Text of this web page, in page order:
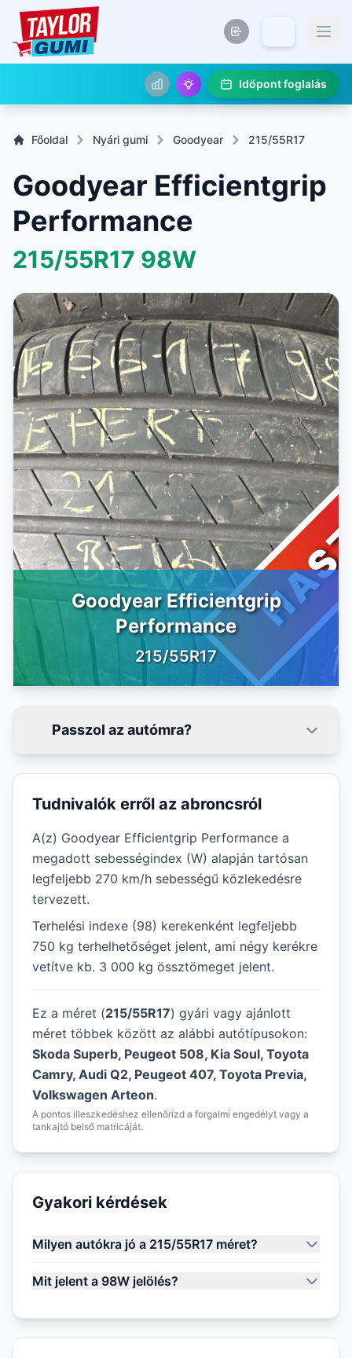
Időpont foglalás
Főoldal Nyári gumi Goodyear 215/55R17
Goodyear Efficientgrip
Performance
215/55R17 98W
Goodyear Efficientgrip
Performance
215/55R17
Passzol az autómra?
Tudnivalók erről az abroncsról
A(z) Goodyear Efficientgrip Performance a
megadott sebességindex (W) alapján tartósan
legfeljebb 270 km/h sebességű közlekedésre
tervezett.
Terhelési indexe (98) kerekenként legfeljebb
750 kg terhelhetőséget jelent, ami négy kerékre
vetítve kb. 3 000 kg össztömeget jelent.
Ez a méret (215/55R17) gyári vagy ajánlott
méret többek között az alábbi autótípusokon:
Skoda Superb, Peugeot 508, Kia Soul, Toyota
Camry, Audi Q2, Peugeot 407, Toyota Previa,
Volkswagen Arteon.
A pontos illeszkedéshez ellenőrizd a forgalmi engedélyt vagy a
tankajtó belső matricáját.
Gyakori kérdések
Milyen autókra jó a 215/55R17 méret?
Mit jelent a 98W jelölés?